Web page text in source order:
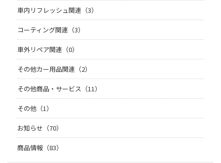
車内リフレッシュ関連（3）
コーティング関連（3）
車外リペア関連（0）
その他カー用品関連（2）
その他商品・サービス（11）
その他（1）
お知らせ（70）
商品情報（83）